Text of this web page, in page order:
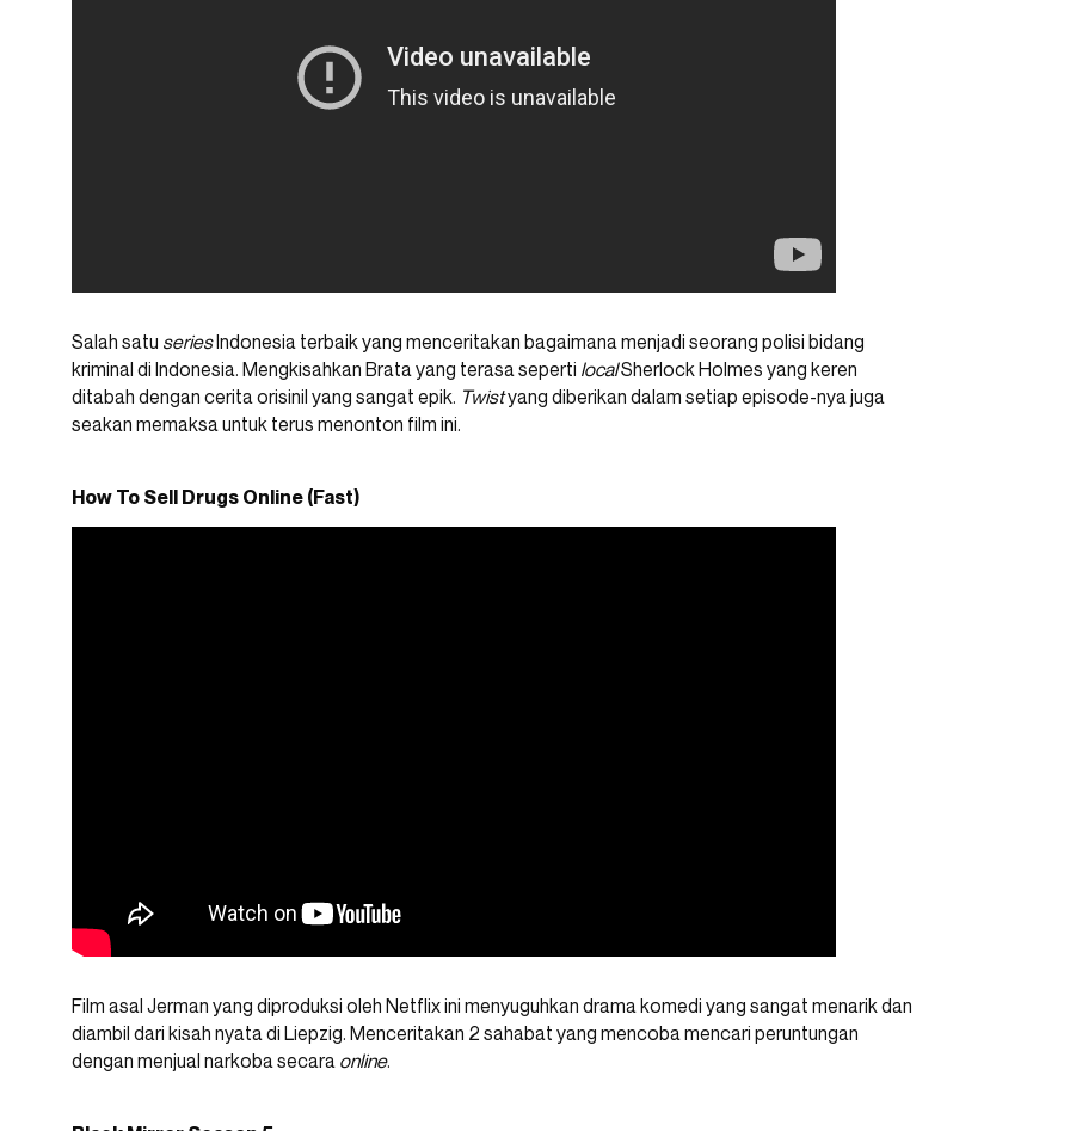
Salah satu seriesIndonesia terbaik yang menceritakan bagaimana menjadi seorang polisi bidang
kriminal di Indonesia. Mengkisahkan Brata yang terasa seperti localSherlock Holmes yang keren
ditabah dengan cerita orisinil yang sangat epik. Twistyang diberikan dalam setiap episode-nya juga
seakan memaksa untuk terus menonton film ini.
How To Sell Drugs Online (Fast)
Film asal Jerman yang diproduksi oleh Netflix ini menyuguhkan drama komedi yang sangat menarik dan
diambil dari kisah nyata di Liepzig. Menceritakan 2 sahabat yang mencoba mencari peruntungan
dengan menjual narkoba secara online.